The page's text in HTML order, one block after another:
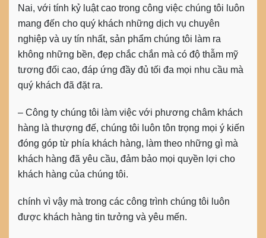
Nai, với tính kỷ luật cao trong công việc chúng tôi luôn
mang đến cho quý khách những dịch vụ chuyên
nghiệp và uy tín nhất, sản phẩm chúng tôi làm ra
không những bền, đẹp chắc chắn mà có độ thẫm mỹ
tương đối cao, đáp ứng đầy đủ tối đa mọi nhu cầu mà
quý khách đã đặt ra.
– Công ty chúng tôi làm việc với phương châm khách
hàng là thượng đế, chúng tôi luôn tôn trọng mọi ý kiến
đóng góp từ phía khách hàng, làm theo những gì mà
khách hàng đã yêu cầu, đảm bảo mọi quyền lợi cho
khách hàng của chúng tôi.
chính vì vậy mà trong các công trình chúng tôi luôn
được khách hàng tin tưởng và yêu mến.